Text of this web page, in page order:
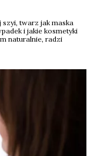
szyi, twarz jak maska
i jakie kosmetyki
naturalnie, radzi